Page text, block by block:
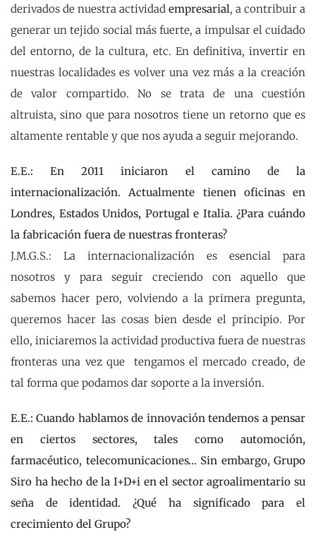
derivados de nuestra actividad empresarial, a contribuir a
generar un tejido social más fuerte, a impulsar el cuidado
del entorno, de la cultura, etc. En definitiva, invertir en
nuestras localidades es volver una vez más a la creación
de valor compartido. No se trata de una cuestión
altruista, sino que para nosotros tiene un retorno que es
altamente rentable y que nos ayuda a seguir mejorando.
E.E.: En 2011 iniciaron el camino de la
internacionalización. Actualmente tienen oficinas en
Londres, Estados Unidos, Portugal e Italia. ¿Para cuándo
la fabricación fuera de nuestras fronteras?
J.M.G.S.: La internacionalización es esencial para
nosotros y para seguir creciendo con aquello que
sabemos hacer pero, volviendo a la primera pregunta,
queremos hacer las cosas bien desde el principio. Por
ello, iniciaremos la actividad productiva fuera de nuestras
fronteras una vez que tengamos el mercado creado, de
tal forma que podamos dar soporte a la inversión.
E.E.: Cuando hablamos de innovación tendemos a pensar
en ciertos sectores, tales como automoción,
farmacéutico, telecomunicaciones… Sin embargo, Grupo
Siro ha hecho de la I+D+i en el sector agroalimentario su
seña de identidad. ¿Qué ha significado para el
crecimiento del Grupo?